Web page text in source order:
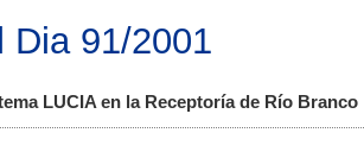
Dia 91/2001
LUCIA en la Receptoría de Río Branco